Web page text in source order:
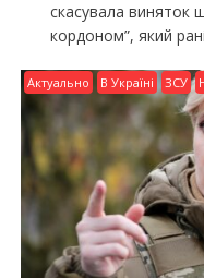
скасувала виняток
кордоном”, який
Актуально В Україні ЗСУ